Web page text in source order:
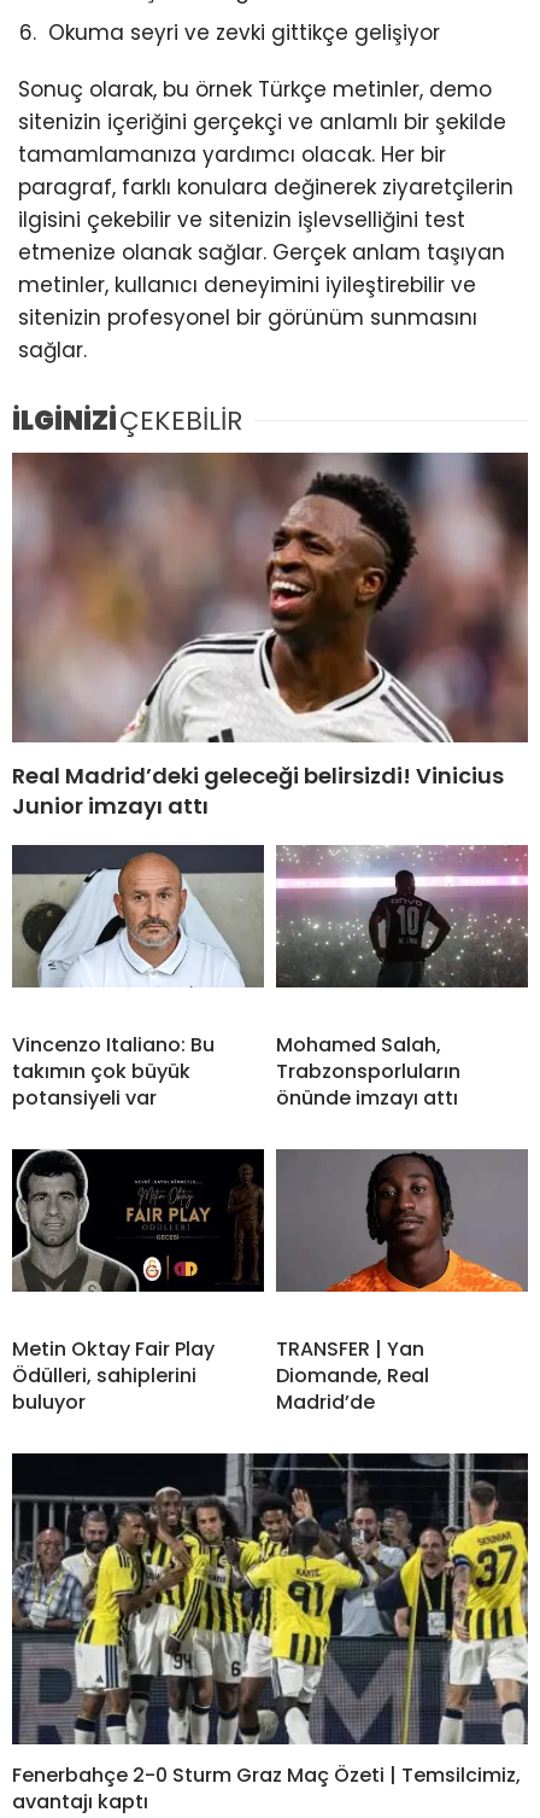
Okuma seyri ve zevki gittikçe gelişiyor
Sonuç olarak, bu örnek Türkçe metinler, demo
sitenizin içeriğini gerçekçi ve anlamlı bir şekilde
tamamlamanıza yardımcı olacak. Her bir
paragraf, farklı konulara değinerek ziyaretçilerin
ilgisini çekebilir ve sitenizin işlevselliğini test
etmenize olanak sağlar. Gerçek anlam taşıyan
metinler, kullanıcı deneyimini iyileştirebilir ve
sitenizin profesyonel bir görünüm sunmasını
sağlar.
İLGİNİZİÇEKEBİLİR
Real Madrid’deki geleceği belirsizdi! Vinicius
Junior imzayı attı
Vincenzo Italiano: Bu
takımın çok büyük
potansiyeli var
Mohamed Salah,
Trabzonsporluların
önünde imzayı attı
Metin Oktay Fair Play
Ödülleri, sahiplerini
buluyor
TRANSFER | Yan
Diomande, Real
Madrid’de
Fenerbahçe 2-0 Sturm Graz Maç Özeti | Temsilcimiz,
avantajı kaptı